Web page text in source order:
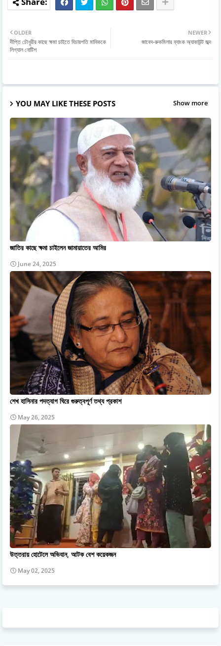
NEWER
জাবেদ-রুকমিলার ব্যাংক অ্যাকাউন্ট জব্দ
OLDER
দীপ্তি চৌধুরীর কাছে ক্ষমা চাইতে বিচারপতি মানিককে
লিগ্যাল নোটিশ
YOU MAY LIKE THESE POSTS Show more
জাতির কাছে ক্ষমা চাইলেন জামায়াতের আমির
June 24, 2025
শেখ হাসিনার পদত্যাগ ঘিরে গুরুত্বপূর্ণ তথ্য প্রকাশ
May 26, 2025
উত্তরায় হোটেলে অভিযান, আটক বেশ কয়েকজন
May 02, 2025